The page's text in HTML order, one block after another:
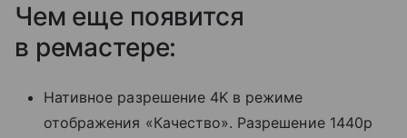
Чем еще появится
в ремастере:
Нативное разрешение 4K в режиме
отображения «Качество». Разрешение 1440p